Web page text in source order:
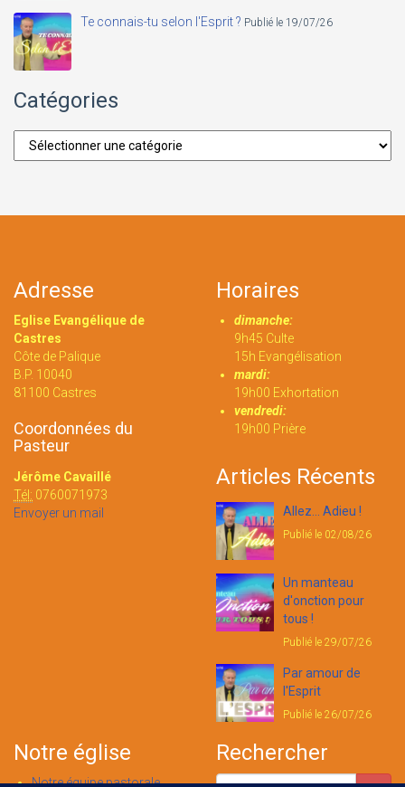
Te connais-tu selon l'Esprit ? Publié le 19/07/26
Catégories
Catégories
Adresse
Eglise Evangélique de
Castres
Côte de Palique
B.P. 10040
81100 Castres
Coordonnées du
Pasteur
Jérôme Cavaillé
Tél: 0760071973
Envoyer un mail
Horaires
dimanche:
9h45 Culte
15h Evangélisation
mardi:
19h00 Exhortation
vendredi:
19h00 Prière
Articles Récents
Allez... Adieu !
Publié le 02/08/26
Un manteau
d'onction pour
tous !
Publié le 29/07/26
Par amour de
l'Esprit
Publié le 26/07/26
Notre église
Notre équipe pastorale
Rechercher